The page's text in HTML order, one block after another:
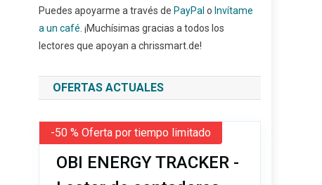
Puedes apoyarme a través de PayPal o Invítame
a un café . ¡Muchísimas gracias a todos los
lectores que apoyan a chrissmart.de!
OFERTAS ACTUALES
-50 % Oferta por tiempo limitado
OBI ENERGY TRACKER -